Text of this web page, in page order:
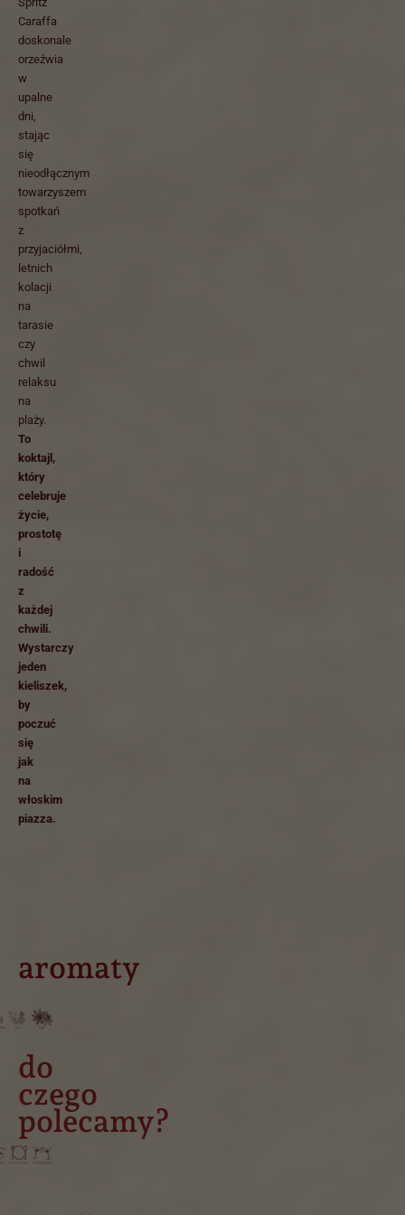
Caraffa
doskonale
orzeźwia
w
upalne
dni,
stając
się
nieodłącznym
towarzyszem
spotkań
z
przyjaciółmi,
letnich
kolacji
na
tarasie
czy
chwil
relaksu
na
plaży.
To
koktajl,
który
celebruje
życie,
prostotę
i
radość
z
każdej
chwili.
Wystarczy
jeden
kieliszek,
by
poczuć
się
jak
na
włoskim
piazza.
aromaty
do
czego
polecamy?